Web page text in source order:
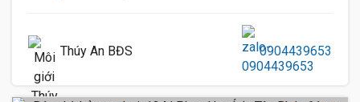
Thúy An BĐS 0904439653